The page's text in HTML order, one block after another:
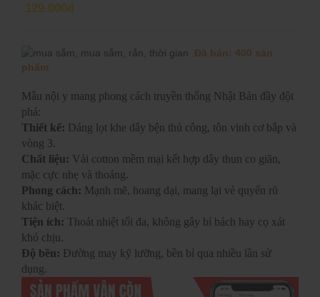
129.000đ
Đã bán: 400 sản
phẩm
Mẫu nội y mang phong cách truyền thống Nhật Bản đầy đột
phá:
Thiết kế: Dáng lọt khe dây bện thủ công, tôn vinh cơ bắp và
vòng 3.
Chất liệu: Vải cotton mềm mại kết hợp dây thun co giãn,
mặc cực nhẹ và thoáng.
Phong cách: Mạnh mẽ, hoang dại, mang lại vẻ quyến rũ
khác biệt.
Tiện ích: Thoát nhiệt tối đa, không gây bí bách hay cọ xát
khó chịu.
Độ bền: Đường may kỹ lưỡng, bền bỉ qua nhiều lần sử
dụng.